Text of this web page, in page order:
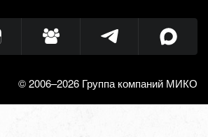
© 2006–2026 Группа компаний МИКО